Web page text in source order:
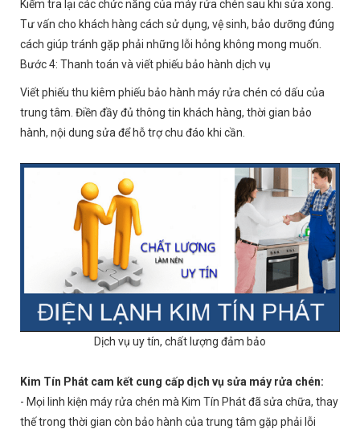
Kiểm tra lại các chức năng của máy rửa chén sau khi sửa xong.
Tư vấn cho khách hàng cách sử dụng, vệ sinh, bảo dưỡng đúng
cách giúp tránh gặp phải những lỗi hỏng không mong muốn.
Bước 4: Thanh toán và viết phiếu bảo hành dịch vụ
Viết phiếu thu kiêm phiếu bảo hành máy rửa chén có dấu của
trung tâm. Điền đầy đủ thông tin khách hàng, thời gian bảo
hành, nội dung sửa để hỗ trợ chu đáo khi cần.
Dịch vụ uy tín, chất lượng đảm bảo
Kim Tín Phát cam kết cung cấp dịch vụ sửa máy rửa chén:
- Mọi linh kiện máy rửa chén mà Kim Tín Phát đã sửa chữa, thay
thế trong thời gian còn bảo hành của trung tâm gặp phải lỗi